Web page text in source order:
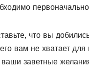
что вы
вам не хватает
заветные